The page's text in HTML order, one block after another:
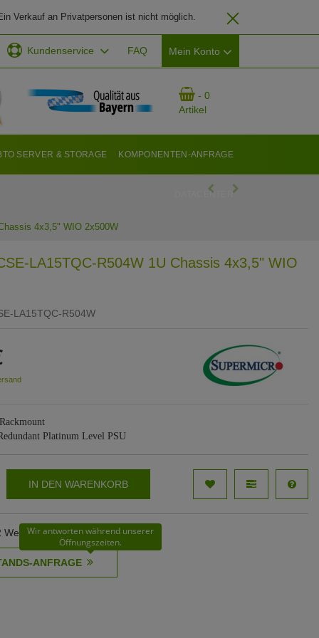
Verkauf an Privatpersonen ist nicht möglich.
Mein Konto
EMAIL-ADRESSE
FAQ
Kundenservice
- 0
Artikel
KOMPONENTEN-ANFRAGE
SERVER & STORAGE
DATACENTER
4x3,5" WIO 2x500W
LA15TQC-R504W 1U Chassis 4x3,5" WIO
LA15TQC-R504W
Platinum Level PSU
IN DEN WARENKORB
WerktageWir antworten während unserer
Öffnungszeiten.